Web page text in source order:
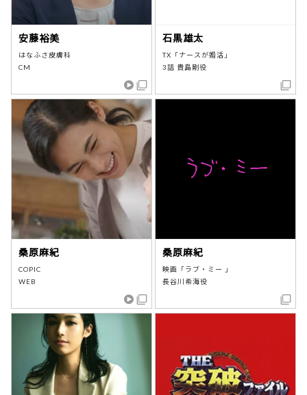
安藤裕美
はなふさ皮膚科
CM
石黒雄太
TX「ナースが婚活」
3話 貴島剛役
桑原麻紀
COPIC
WEB
桑原麻紀
映画「ラブ・ミー 」
長谷川希海役